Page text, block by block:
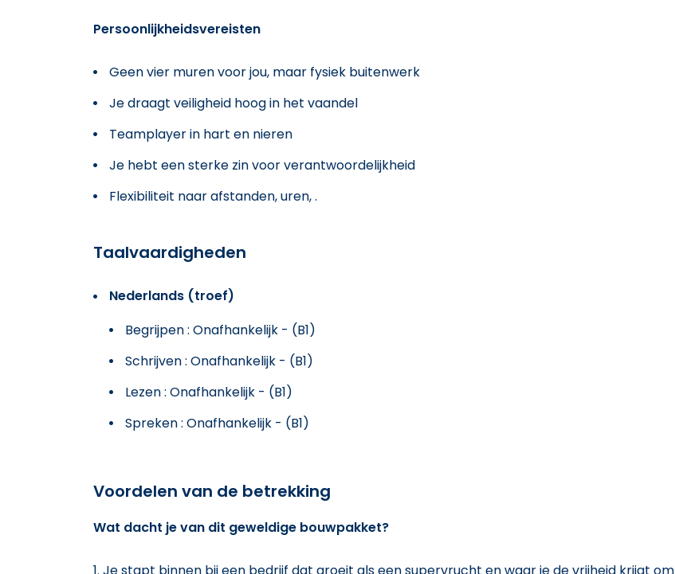
Persoonlijkheidsvereisten
Geen vier muren voor jou, maar fysiek buitenwerk
Je draagt veiligheid hoog in het vaandel
Teamplayer in hart en nieren
Je hebt een sterke zin voor verantwoordelijkheid
Flexibiliteit naar afstanden, uren, .
Taalvaardigheden
Nederlands (troef)
Begrijpen : Onafhankelijk - (B1)
Schrijven : Onafhankelijk - (B1)
Lezen : Onafhankelijk - (B1)
Spreken : Onafhankelijk - (B1)
Voordelen van de betrekking
Wat dacht je van dit geweldige bouwpakket?
Je stapt binnen bij een bedrijf dat groeit als een supervrucht en waar je de vrijheid krijgt om